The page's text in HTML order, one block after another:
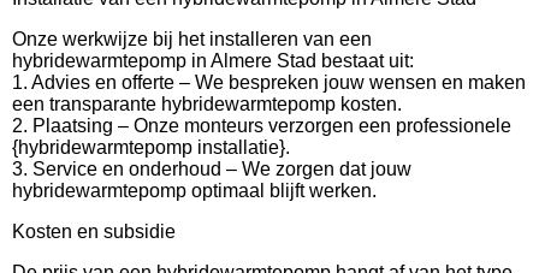
Onze werkwijze bij het installeren van een
hybridewarmtepomp in Almere Stad bestaat uit:
1. Advies en offerte – We bespreken jouw wensen en maken
een transparante hybridewarmtepomp kosten.
2. Plaatsing – Onze monteurs verzorgen een professionele
{hybridewarmtepomp installatie}.
3. Service en onderhoud – We zorgen dat jouw
hybridewarmtepomp optimaal blijft werken.
Kosten en subsidie